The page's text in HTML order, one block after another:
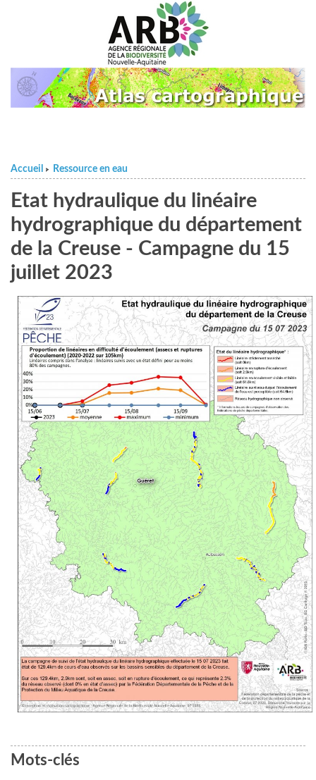
Accueil > Ressource en eau
Etat hydraulique du linéaire
hydrographique du département
de la Creuse - Campagne du 15
juillet 2023
Mots-clés